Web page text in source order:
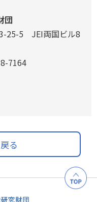
団
25-5 JEI両国ビル8
7164
る